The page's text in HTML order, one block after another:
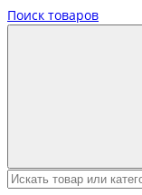
Поиск товаров